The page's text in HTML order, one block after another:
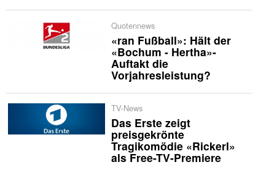
Quotennews
«ran Fußball»: Hält der
«Bochum - Hertha»-
Auftakt die
Vorjahresleistung?
TV-News
Das Erste zeigt
preisgekrönte
Tragikomödie «Rickerl»
als Free-TV-Premiere